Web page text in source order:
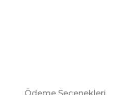
Ödeme Seçenekleri